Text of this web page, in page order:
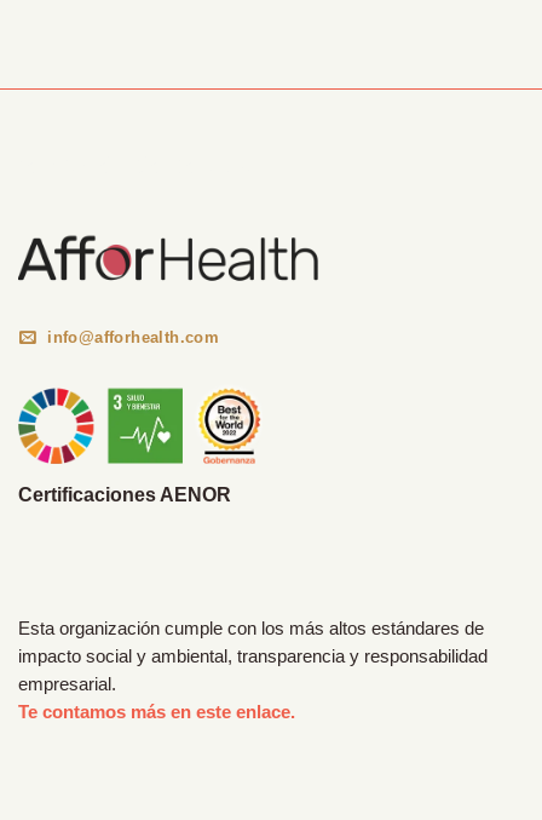
info@afforhealth.com
Certificaciones AENOR
Esta organización cumple con los más altos estándares de
impacto social y ambiental, transparencia y responsabilidad
empresarial.
Te contamos más en este enlace.